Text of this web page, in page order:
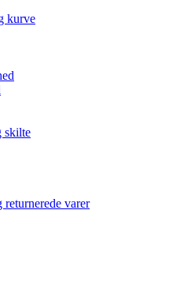
kurve
skilte
varer